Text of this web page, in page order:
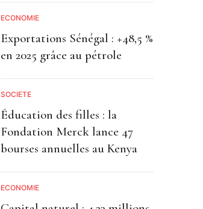
ECONOMIE
Exportations Sénégal : +48,5 %
en 2025 grâce au pétrole
SOCIETE
Éducation des filles : la
Fondation Merck lance 47
bourses annuelles au Kenya
ECONOMIE